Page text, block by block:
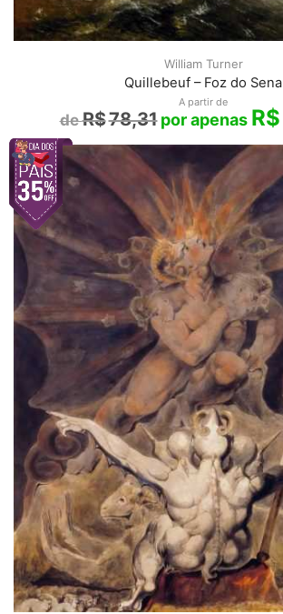
William Turner
Quillebeuf – Foz do Sena
A partir de
R$78,31 R$